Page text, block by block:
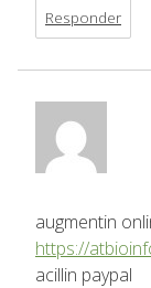
Responder
augmentin
https://
acillin paypal